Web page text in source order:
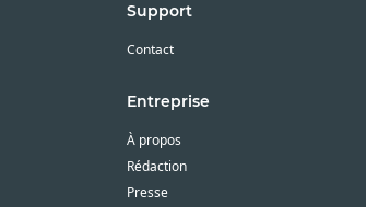
Support
Contact
Entreprise
À propos
Rédaction
Presse